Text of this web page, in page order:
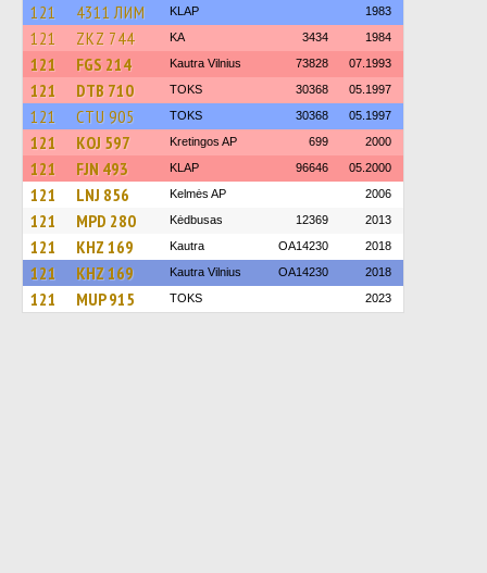
121 4311 ЛИМ KLAP 1983
121 ZKZ 744 KA 3434 1984
121 FGS 214 Kautra Vilnius 73828 07.1993
121 DTB 710 TOKS 30368 05.1997
121 CTU 905 TOKS 30368 05.1997
121 KOJ 597 Kretingos AP 699 2000
121 FJN 493 KLAP 96646 05.2000
121 LNJ 856 Kelmės AP 2006
121 MPD 280 Kėdbusas 12369 2013
121 KHZ 169 Kautra OA14230 2018
121 KHZ 169 Kautra Vilnius OA14230 2018
121 MUP 915 TOKS 2023